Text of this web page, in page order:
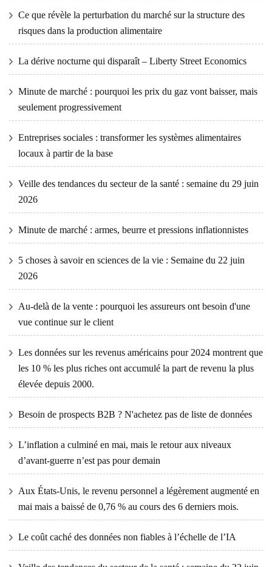
Ce que révèle la perturbation du marché sur la structure des
risques dans la production alimentaire
La dérive nocturne qui disparaît – Liberty Street Economics
Minute de marché : pourquoi les prix du gaz vont baisser, mais
seulement progressivement
Entreprises sociales : transformer les systèmes alimentaires
locaux à partir de la base
Veille des tendances du secteur de la santé : semaine du 29 juin
2026
Minute de marché : armes, beurre et pressions inflationnistes
5 choses à savoir en sciences de la vie : Semaine du 22 juin
2026
Au-delà de la vente : pourquoi les assureurs ont besoin d'une
vue continue sur le client
Les données sur les revenus américains pour 2024 montrent que
les 10 % les plus riches ont accumulé la part de revenu la plus
élevée depuis 2000.
Besoin de prospects B2B ? N'achetez pas de liste de données
L’inflation a culminé en mai, mais le retour aux niveaux
d’avant-guerre n’est pas pour demain
Aux États-Unis, le revenu personnel a légèrement augmenté en
mai mais a baissé de 0,76 % au cours des 6 derniers mois.
Le coût caché des données non fiables à l’échelle de l’IA